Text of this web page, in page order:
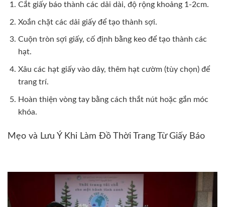
Cắt giấy báo thành các dải dài, độ rộng khoảng 1-2cm.
Xoắn chặt các dải giấy để tạo thành sợi.
Cuộn tròn sợi giấy, cố định bằng keo để tạo thành các
hạt.
Xâu các hạt giấy vào dây, thêm hạt cườm (tùy chọn) để
trang trí.
Hoàn thiện vòng tay bằng cách thắt nút hoặc gắn móc
khóa.
Mẹo và Lưu Ý Khi Làm Đồ Thời Trang Từ Giấy Báo